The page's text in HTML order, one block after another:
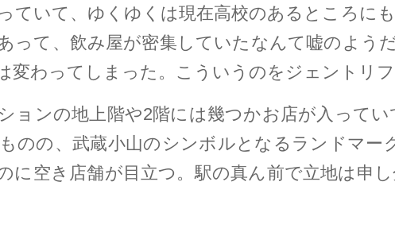
ていて、ゆくゆくは現在高校のあるところに
って、飲み屋が密集していたなんて嘘のよう
変わってしまった。こういうのをジェントリ
ョンの地上階や2階には幾つかお店が入って
のの、武蔵小山のシンボルとなるランドマー
に空き店舗が目立つ。駅の真ん前で立地は申